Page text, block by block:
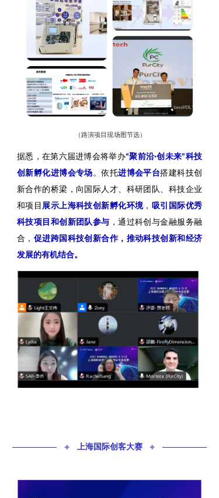
（路演项目现场图节选）
据悉，在第六届进博会将举办“聚前沿·创未来”科技
创新孵化进博会专场。依托进博会平台搭建科技创
新合作的桥梁，向国际人才、科研团队、科技企业
和项目 展示上海科技创新孵化环境， 吸引国际优秀
科技项目和创新团队参与 ，通过科创与金融服务融
合， 促进跨国科技创新合作，推动科技创新和经济
发展的有机结合。
✦ 上海国际创客大赛 ✦